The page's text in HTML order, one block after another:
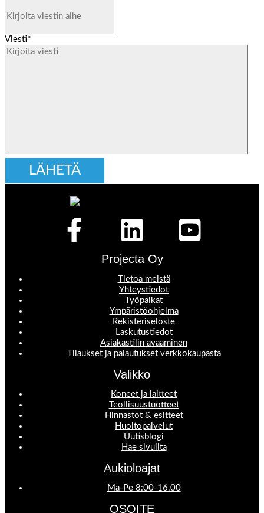
Viesti*
Projecta Oy
Tietoa meistä
Yhteystiedot
Työpaikat
Ympäristöohjelma
Rekisteriseloste
Laskutustiedot
Asiakastilin avaaminen
Tilaukset ja palautukset verkkokaupasta
Valikko
Koneet ja laitteet
Teollisuustuotteet
Hinnastot & esitteet
Huoltopalvelut
Uutisblogi
Hae sivuilta
Aukioloajat
Ma-Pe 8:00-16.00
OSOITE